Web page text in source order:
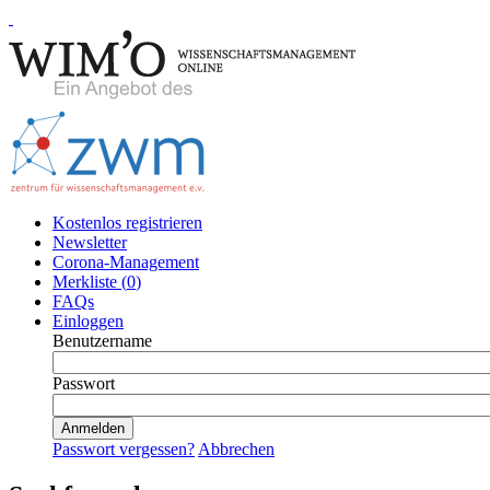
Kostenlos registrieren
Newsletter
Corona-Management
Merkliste (0)
FAQs
Einloggen
Benutzername
Passwort
Passwort vergessen? Abbrechen